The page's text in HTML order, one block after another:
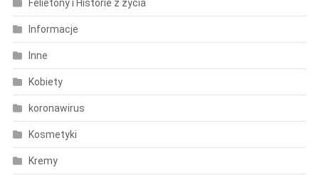
Felietony i Historie z życia
Informacje
Inne
Kobiety
koronawirus
Kosmetyki
Kremy